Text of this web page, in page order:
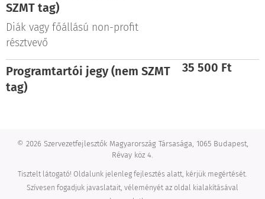
SZMT tag)
Diák vagy főállású non-profit
résztvevő
Programtartói jegy (nem SZMT
tag)
35 500 Ft
© 2026 Szervezetfejlesztők Magyarország Társasága, 1065 Budapest,
Révay köz 4.
Tisztelt látogató! Oldalunk jelenleg fejlesztés alatt, kérjük megértését.
Szívesen fogadjuk javaslatait, véleményét az oldal kialakításával